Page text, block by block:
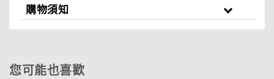
購物須知
您可能也喜歡